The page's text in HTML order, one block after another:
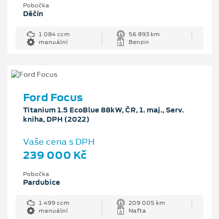
Pobočka
Děčín
1 084 ccm
56 893 km
manuální
Benzin
Ford Focus
Titanium 1.5 EcoBlue 88kW, ČR, 1. maj., Serv.
kniha, DPH (2022)
Vaše cena s DPH
239 000 Kč
Pobočka
Pardubice
1 499 ccm
209 005 km
manuální
Nafta